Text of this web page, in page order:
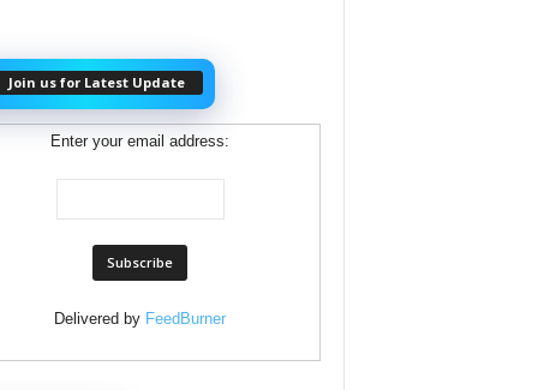
Join us for Latest Update
Enter your email address:
Delivered by FeedBurner